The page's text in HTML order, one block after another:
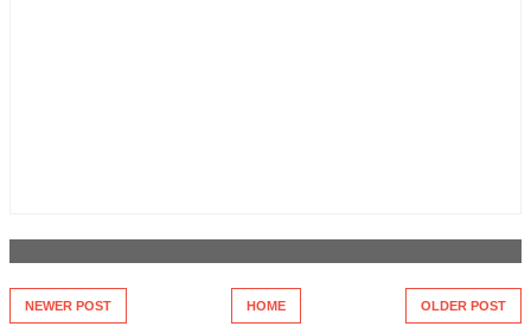
NEWER POST OLDER POST
HOME